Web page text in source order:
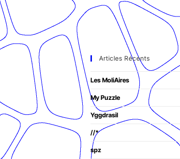
Articles Récents
Les MoliAires
My Puzzle
Yggdrasil
//*
spz